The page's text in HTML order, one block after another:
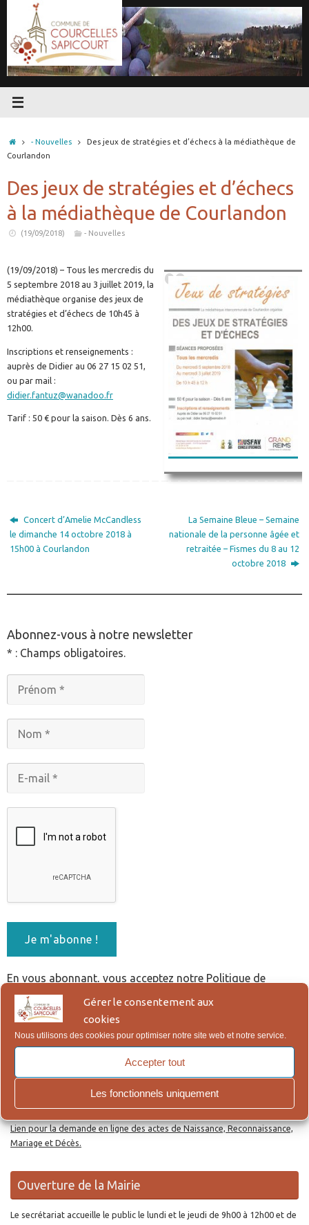
Gérer le consentement aux
cookies
Nous utilisons des cookies pour optimiser notre site web et notre service.
Accepter tout
Les fonctionnels uniquement
contenu
Accueil
- Nouvelles
Des jeux de stratégies et d’échecs à la médiathèque de
Courlandon
Des jeux de stratégies et d’échecs
à la médiathèque de Courlandon
(19/09/2018) - Nouvelles
(19/09/2018) – Tous les mercredis du
5 septembre 2018 au 3 juillet 2019, la
médiathèque organise des jeux de
stratégies et d’échecs de 10h45 à
12h00.
Inscriptions et renseignements :
auprès de Didier au 06 27 15 02 51,
ou par mail :
didier.fantuz@wanadoo.fr
Tarif : 50 € pour la saison. Dès 6 ans.
Concert d’Amelie McCandless
le dimanche 14 octobre 2018 à
15h00 à Courlandon
La Semaine Bleue – Semaine
nationale de la personne âgée et
retraitée – Fismes du 8 au 12
octobre 2018
Abonnez-vous à notre newsletter
* : Champs obligatoires.
En vous abonnant, vous acceptez notre Politique de
Confidentialité, qui figure en bas de page.
Actes d’Etat Civil en ligne
Lien pour la demande en ligne des actes de Naissance, Reconnaissance,
Mariage et Décès.
Ouverture de la Mairie
Le secrétariat accueille le public le lundi et le jeudi de 9h00 à 12h00 et de